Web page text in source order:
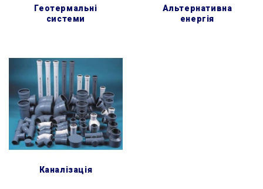
геотермальні
системи
альтернативна
енергія
каналізація